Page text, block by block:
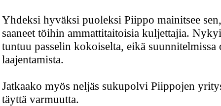
Yhdeksi hyväksi puoleksi Piippo mainitsee
saaneet töihin ammattitaitoisia kuljettajia.
tuntuu passelin kokoiselta, eikä suunnitelmissa
laajentamista.
Jatkaako myös neljäs sukupolvi Piippojen
täyttä varmuutta.